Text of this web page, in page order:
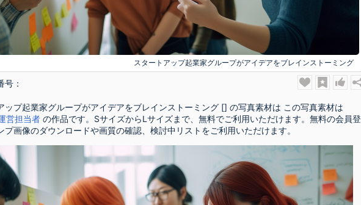
スタートアップ起業家グループがアイデアをブレインストーミング
号：
ップ起業家グループがアイデアをブレインストーミング [] の写真素材は この写真素材は
営担当者 の作品です。SサイズからLサイズまで、無料でご利用いただけます。無料の会員登
プ画像のダウンロードや画質の確認、検討中リストをご利用いただけます。